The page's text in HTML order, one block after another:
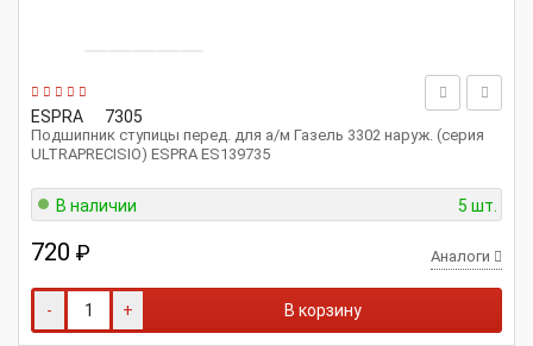
ESPRA 7305
Подшипник ступицы перед. для а/м Газель 3302 наруж. (серия
ULTRAPRECISIO) ESPRA ES139735
В наличии 5 шт.
720 ₽ Аналоги
- + В корзину